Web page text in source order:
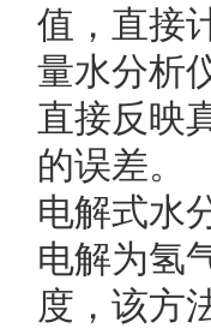
值，直接
量水分析
直接反映
的误差。
电解式水
电解为氢
度，该方